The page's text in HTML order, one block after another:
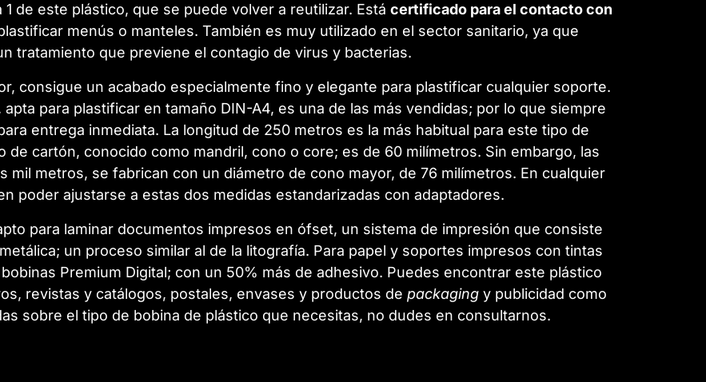
de este plástico, que se puede volver a reutilizar. Está certificado para el contacto con
menús o manteles. También es muy utilizado en el sector sanitario, ya que
tratamiento que previene el contagio de virus y bacterias.
consigue un acabado especialmente fino y elegante para plastificar cualquier soporte.
para plastificar en tamaño DIN-A4, es una de las más vendidas; por lo que siempre
entrega inmediata. La longitud de 250 metros es la más habitual para este tipo de
de cartón, conocido como mandril, cono o core; es de 60 milímetros. Sin embargo, las
mil metros, se fabrican con un diámetro de cono mayor, de 76 milímetros. En cualquier
poder ajustarse a estas dos medidas estandarizadas con adaptadores.
para laminar documentos impresos en ófset, un sistema de impresión que consiste
un proceso similar al de la litografía. Para papel y soportes impresos con tintas
Premium Digital; con un 50% más de adhesivo. Puedes encontrar este plástico
revistas y catálogos, postales, envases y productos de packaging y publicidad como
sobre el tipo de bobina de plástico que necesitas, no dudes en consultarnos.